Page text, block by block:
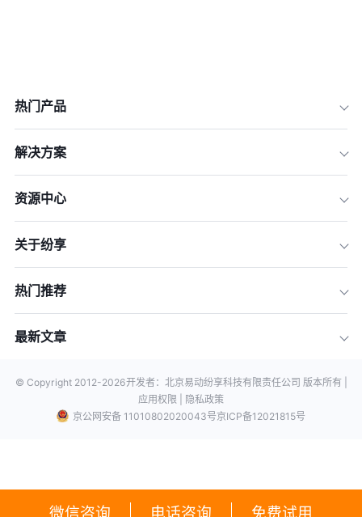
热门产品
解决方案
资源中心
关于纷享
热门推荐
最新文章
© Copyright 2012-2026开发者：北京易动纷享科技有限责任公司 版本所有 |
应用权限 |
隐私政策
京公网安备 11010802020043号京ICP备12021815号